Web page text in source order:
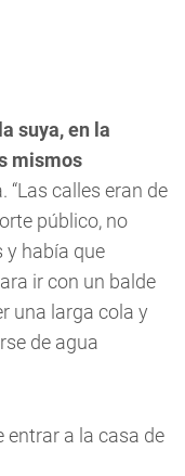
suya, en la
mismos
calles eran de
público, no
y había que
ir con un balde
una larga cola y
de agua
entrar a la casa de